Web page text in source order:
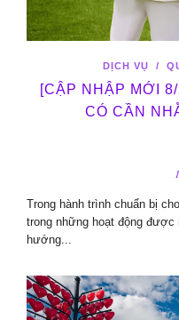
DỊCH VỤ /
[CẬP NHẬP MỚI
CÓ CẦN
Trong hành trình chuẩn bị
trong những hoạt động được
hướng...